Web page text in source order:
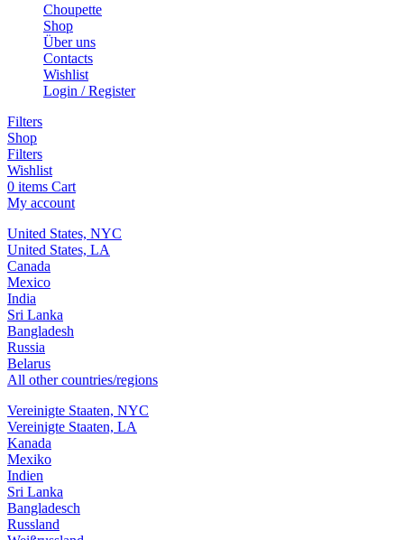
Choupette
Shop
Über uns
Contacts
Wishlist
Login / Register
Filters
Shop
Filters
Wishlist
0 items Cart
My account
United States, NYC
United States, LA
Canada
Mexico
India
Sri Lanka
Bangladesh
Russia
Belarus
All other countries/regions
Vereinigte Staaten, NYC
Vereinigte Staaten, LA
Kanada
Mexiko
Indien
Sri Lanka
Bangladesch
Russland